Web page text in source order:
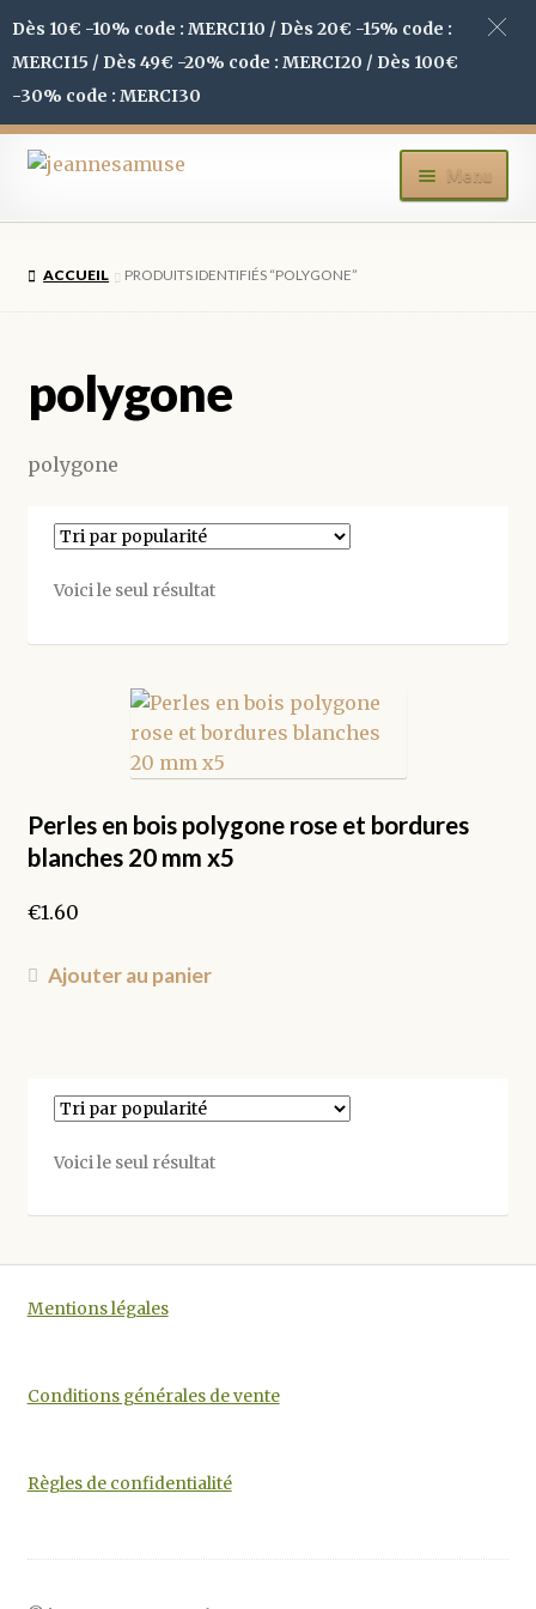
Dès 10€ -10% code : MERCI10 / Dès 20€ -15% code :
MERCI15 / Dès 49€ -20% code : MERCI20 / Dès 100€
-30% code : MERCI30
Aller
la
Aller
contenu
Menu
BLOG
ACCUEIL PRODUITS IDENTIFIÉS “POLYGONE”
polygone
polygone
Voici le seul résultat
Perles en bois polygone rose et bordures
blanches 20 mm x5
€1.60
Ajouter au panier
Voici le seul résultat
Mentions légales
Conditions générales de vente
Règles de confidentialité